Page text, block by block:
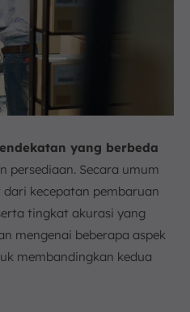
yang berbeda
persediaan. Secara umum
kecepatan pembaruan
tingkat akurasi yang
mengenai beberapa aspek
membandingkan kedua